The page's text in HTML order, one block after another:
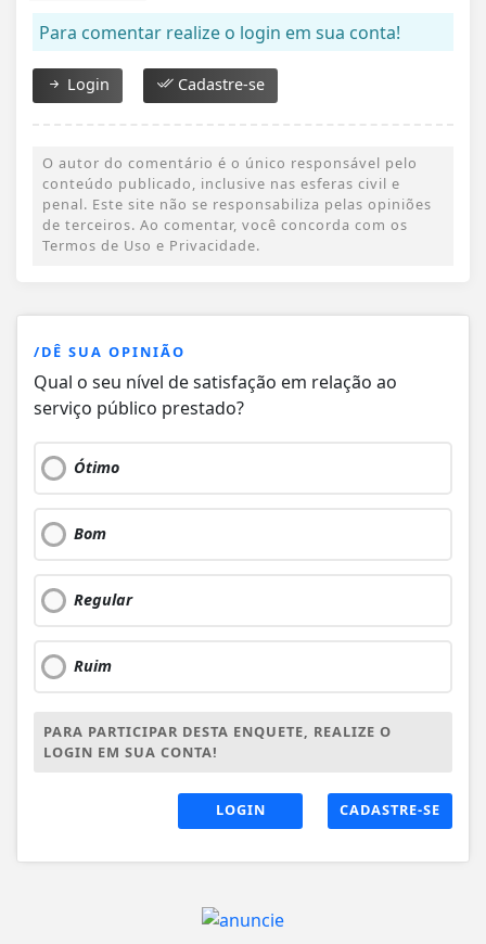
Para comentar realize o login em sua conta!
Login Cadastre-se
O autor do comentário é o único responsável pelo
conteúdo publicado, inclusive nas esferas civil e
penal. Este site não se responsabiliza pelas opiniões
de terceiros. Ao comentar, você concorda com os
Termos de Uso e Privacidade.
/DÊ SUA OPINIÃO
Qual o seu nível de satisfação em relação ao
serviço público prestado?
Ótimo
Bom
Regular
Ruim
PARA PARTICIPAR DESTA ENQUETE, REALIZE O
LOGIN EM SUA CONTA!
LOGIN CADASTRE-SE